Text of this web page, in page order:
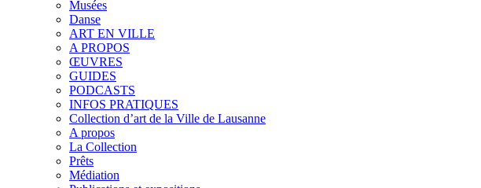
Musées
Danse
ART EN VILLE
A PROPOS
ŒUVRES
GUIDES
PODCASTS
INFOS PRATIQUES
Collection d’art de la Ville de Lausanne
A propos
La Collection
Prêts
Médiation